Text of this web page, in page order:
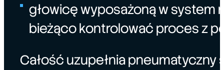
głowicę wyposażoną w system
bieżąco kontrolować proces z
Całość uzupełnia